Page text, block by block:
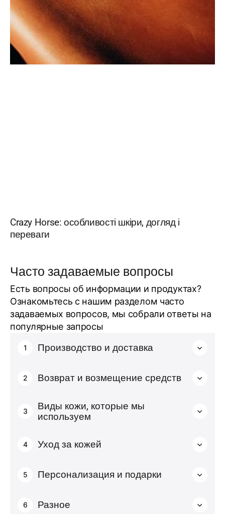
Crazy Horse: особливості шкіри, догляд і
переваги
Часто задаваемые вопросы
Есть вопросы об информации и продуктах?
Ознакомьтесь с нашим разделом часто
задаваемых вопросов, мы собрали ответы на
популярные запросы
1 Производство и доставка
2 Возврат и возмещение средств
3
Виды кожи, которые мы
используем
4 Уход за кожей
5 Персонализация и подарки
6 Разное